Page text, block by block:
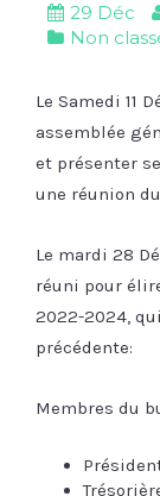
29 Déc
Non
Le Samedi 11
assemblée
et présenter
une réunion
Le mardi 28
réuni pour
2022-2024,
précédente:
Membres du